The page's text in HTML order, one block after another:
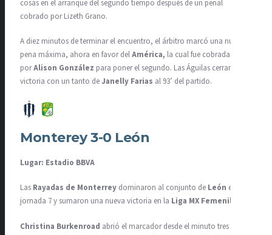
cosas en el arranque del segundo tiempo después de un penal
cobrado por Lizeth Grano.
A diez minutos de terminar el encuentro, el árbitro marcó una nueva
pena máxima, ahora en favor delAmérica, la cual fue cobrada
porAlison González para poner el segundo. Las Águilas cerraron su
victoria con un tanto deJanelly Farias al 93’ del partido.
Monterey 3-0 León
Lugar: Estadio BBVA
Las Rayadas de Monterrey dominaron al conjunto de León en esta
jornada 7 y sumaron una nueva victoria en la Liga MX Femenil.
Christina Burkenroad abrió el marcador desde el minuto tres del